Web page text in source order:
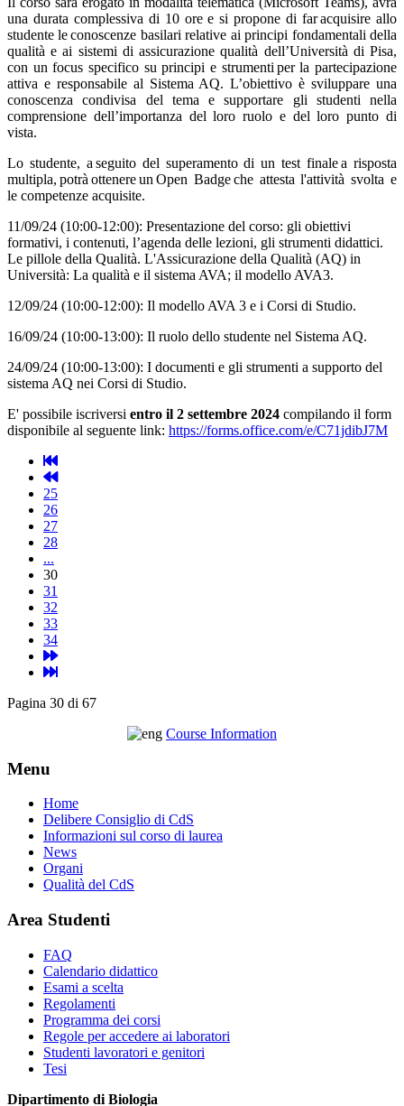
una durata complessiva di 10 ore e si propone di far acquisire allo
studente le conoscenze basilari relative ai principi fondamentali della
qualità e ai sistemi di assicurazione qualità dell’Università di Pisa,
con un focus specifico su principi e strumenti per la partecipazione
attiva e responsabile al Sistema AQ. L’obiettivo è sviluppare una
conoscenza condivisa del tema e supportare gli studenti nella
comprensione dell’importanza del loro ruolo e del loro punto di
vista.
Lo studente, a seguito del superamento di un test finale a risposta
multipla, potrà ottenere un Open Badge che attesta l'attività svolta e
le competenze acquisite.
11/09/24 (10:00-12:00): Presentazione del corso: gli obiettivi
formativi, i contenuti, l’agenda delle lezioni, gli strumenti didattici.
Le pillole della Qualità. L'Assicurazione della Qualità (AQ) in
Università: La qualità e il sistema AVA; il modello AVA3.
12/09/24 (10:00-12:00): Il modello AVA 3 e i Corsi di Studio.
16/09/24 (10:00-13:00): Il ruolo dello studente nel Sistema AQ.
24/09/24 (10:00-13:00): I documenti e gli strumenti a supporto del
sistema AQ nei Corsi di Studio.
E' possibile iscriversi entro il 2 settembre 2024 compilando il form
disponibile al seguente link: https://forms.office.com/e/C71jdibJ7M
25
26
27
28
...
30
31
32
33
34
Pagina 30 di 67
Course Information
Menu
Home
Delibere Consiglio di CdS
Informazioni sul corso di laurea
News
Organi
Qualità del CdS
Area Studenti
FAQ
Calendario didattico
Esami a scelta
Regolamenti
Programma dei corsi
Regole per accedere ai laboratori
Studenti lavoratori e genitori
Tesi
Dipartimento di Biologia